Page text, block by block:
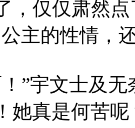
仅仅肃然点
主的性情，
”宇文士及无
她真是何苦